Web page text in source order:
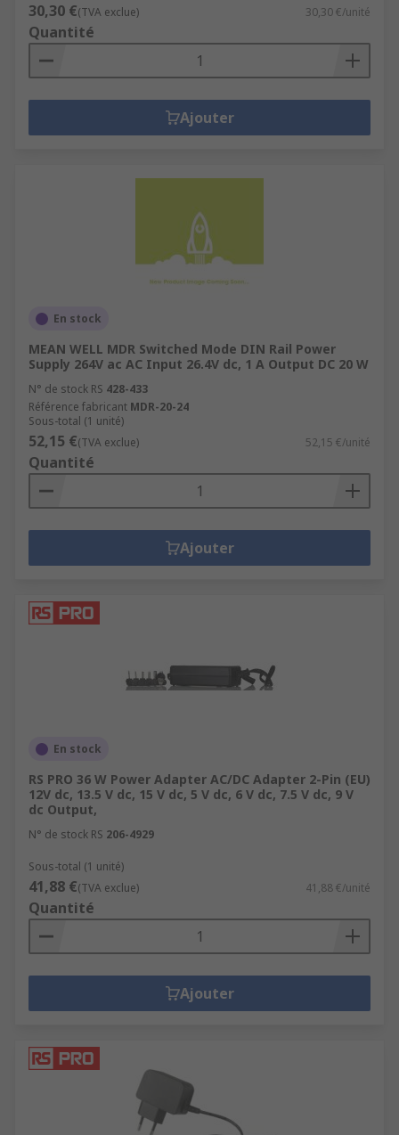
30,30 €(TVA exclue) 30,30 €/unité
Quantité
Ajouter
En stock
MEAN WELL MDR Switched Mode DIN Rail Power
Supply 264V ac AC Input 26.4V dc, 1 A Output DC 20 W
N° de stock RS 428-433
Référence fabricant MDR-20-24
Sous-total (1 unité)
52,15 €(TVA exclue) 52,15 €/unité
Quantité
Ajouter
En stock
RS PRO 36 W Power Adapter AC/DC Adapter 2-Pin (EU)
12V dc, 13.5 V dc, 15 V dc, 5 V dc, 6 V dc, 7.5 V dc, 9 V
dc Output,
N° de stock RS 206-4929
Sous-total (1 unité)
41,88 €(TVA exclue) 41,88 €/unité
Quantité
Ajouter